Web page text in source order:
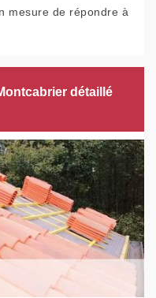
mesure de répondre à
détaillé